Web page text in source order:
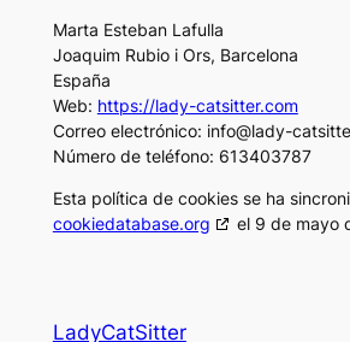
Marta Esteban Lafulla
Joaquim Rubio i Ors, Barcelona
España
Web: https://lady-catsitter.com
Correo electrónico: info@lady-
Número de teléfono: 613403787
Esta política de cookies se ha
cookiedatabase.org
el 9 de mayo
LadyCatSitter